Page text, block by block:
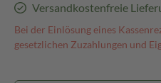
Versandkostenfreie
Bei der Einlösung eines
gesetzlichen Zuzahlungen und